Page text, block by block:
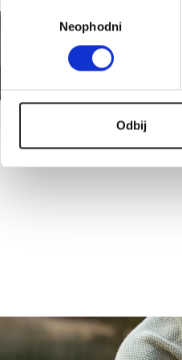
сагласностиNeophodni
Odbij